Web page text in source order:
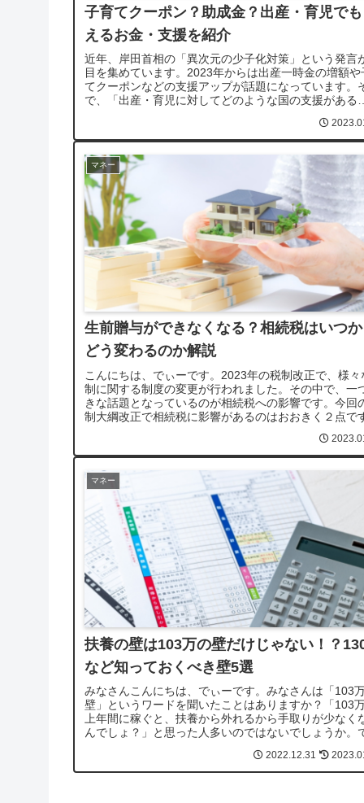
子育てクーポン？助成金？出産・育児でも
えるお金・支援を紹介
近年、岸田首相の「異次元の少子化対策」という発言
目を集めています。2023年からは出産一時金の増額や
てクーポンなどの支援アップが話題になっています。
で、「出産・育児に対してどのような国の支援がある
マネー
生前贈与ができなくなる？相続税はいつか
どう変わるのか解説
こんにちは、でぃーです。2023年の税制改正で、様々
制に関する制度の変更が行われました。その中で、一
きな話題となっているのが相続税への影響です。今回
制大綱改正で相続税に影響があるのはおおきく２点で
マネー
扶養の壁は103万の壁だけじゃない！？
など知っておくべき壁5選
みなさんこんにちは、でぃーです。みなさんは「103
壁」というワードを聞いたことはありますか？「103
上年間に稼ぐと、扶養から外れるから手取りが少なく
んでしょ？」と思った人多いのではないでしょうか。
2022.12.31